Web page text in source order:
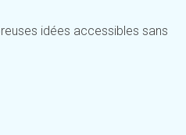
idées accessibles sans